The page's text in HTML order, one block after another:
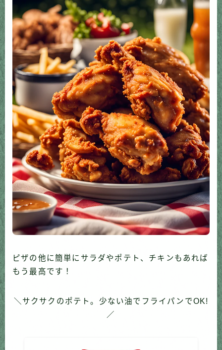
ピザの他に簡単にサラダやポテト、チキンもあれば
もう最高です！
＼サクサクのポテト。少ない油でフライパンでOK!
／